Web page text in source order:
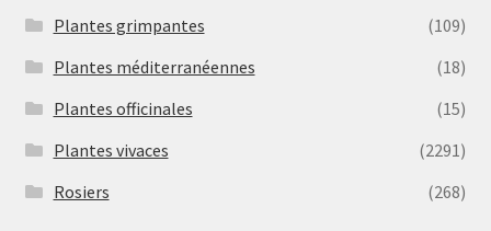
Plantes grimpantes
(109)
Plantes méditerranéennes
(18)
Plantes officinales
(15)
Plantes vivaces
(2291)
Rosiers
(268)